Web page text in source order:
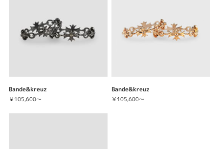
Bande&kreuz
￥105,600～
Bande&kreuz
￥105,600～